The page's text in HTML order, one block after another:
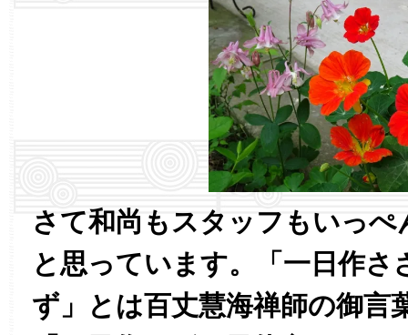
さて和尚もスタッフもいっ
と思っています。「一日作さ
ず」とは百丈慧海禅師の御言